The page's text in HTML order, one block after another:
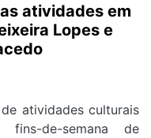
atividades em
Lopes e
atividades culturais
de-semana de